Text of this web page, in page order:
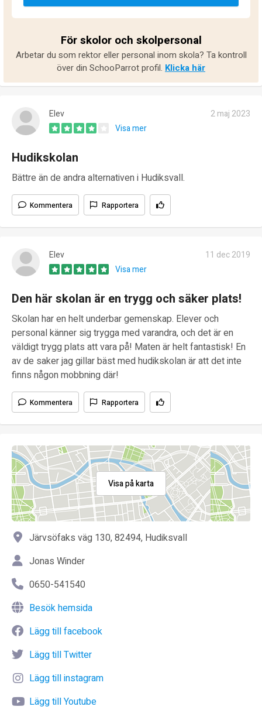
För skolor och skolpersonal
Arbetar du som rektor eller personal inom skola? Ta kontroll
över din SchooParrot profil. Klicka här
Elev
2 maj 2023
Visa mer
Hudikskolan
Bättre än de andra alternativen i Hudiksvall.
Kommentera Rapportera
Elev
11 dec 2019
Visa mer
Den här skolan är en trygg och säker plats!
Skolan har en helt underbar gemenskap. Elever och
personal känner sig trygga med varandra, och det är en
väldigt trygg plats att vara på! Maten är helt fantastisk! En
av de saker jag gillar bäst med hudikskolan är att det inte
finns någon mobbning där!
Kommentera Rapportera
Visa på karta
Järvsöfaks väg 130, 82494, Hudiksvall
Jonas Winder
0650-541540
Besök hemsida
Lägg till facebook
Lägg till Twitter
Lägg till instagram
Lägg till Youtube